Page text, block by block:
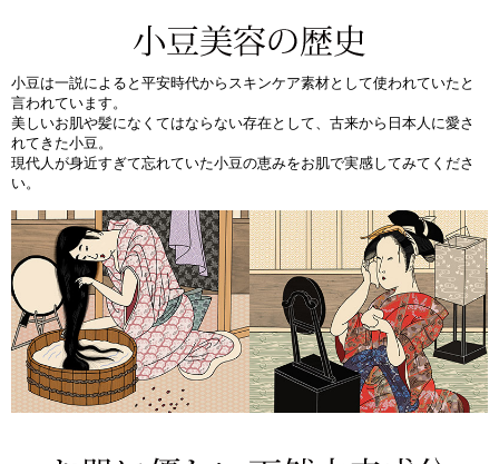
小豆は一説によると平安時代からスキンケア素材として使われていたと
言われています。
美しいお肌や髪になくてはならない存在として、古来から日本人に愛さ
れてきた小豆。
現代人が身近すぎて忘れていた小豆の恵みをお肌で実感してみてくださ
い。